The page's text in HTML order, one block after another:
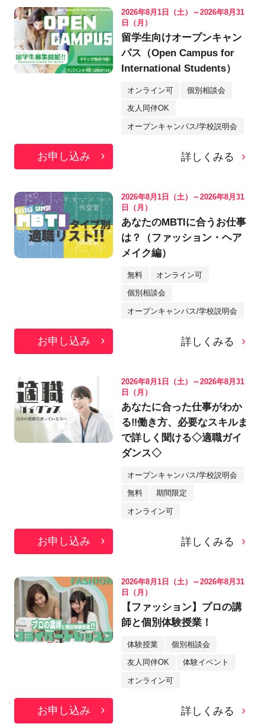
2026年8月1日（土）～2026年8月31
日（月）
留学生向けオープンキャン
パス（Open Campus for
International Students）
オンライン可 個別相談会
友人同伴OK
オープンキャンパス/学校説明会
お申し込み 詳しくみる
2026年8月1日（土）～2026年8月31
日（月）
あなたのMBTIに合うお仕事
は？（ファッション・ヘア
メイク編）
無料 オンライン可
個別相談会
オープンキャンパス/学校説明会
お申し込み 詳しくみる
2026年8月1日（土）～2026年8月31
日（月）
あなたに合った仕事がわか
る‼働き方、必要なスキルま
で詳しく聞ける◇適職ガイ
ダンス◇
オープンキャンパス/学校説明会
無料 期間限定
オンライン可
お申し込み 詳しくみる
2026年8月1日（土）～2026年8月31
日（月）
【ファッション】プロの講
師と個別体験授業！
体験授業 個別相談会
友人同伴OK 体験イベント
オンライン可
お申し込み 詳しくみる